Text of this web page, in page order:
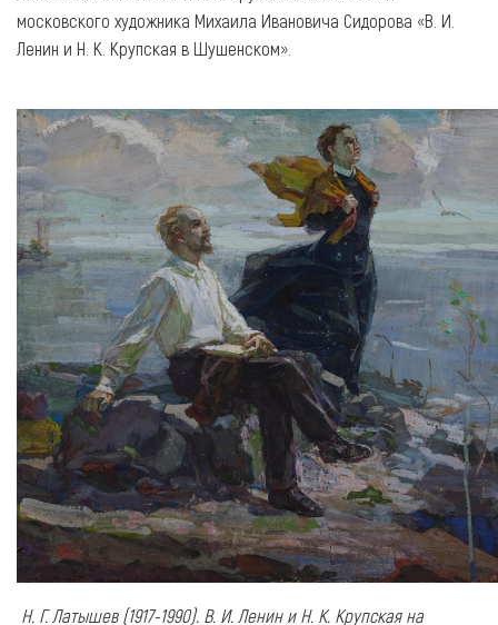
московского художника Михаила Ивановича Сидорова «В. И.
Ленин и Н. К. Крупская в Шушенском».
Н. Г. Латышев (1917-1990). В. И. Ленин и Н. К. Крупская на